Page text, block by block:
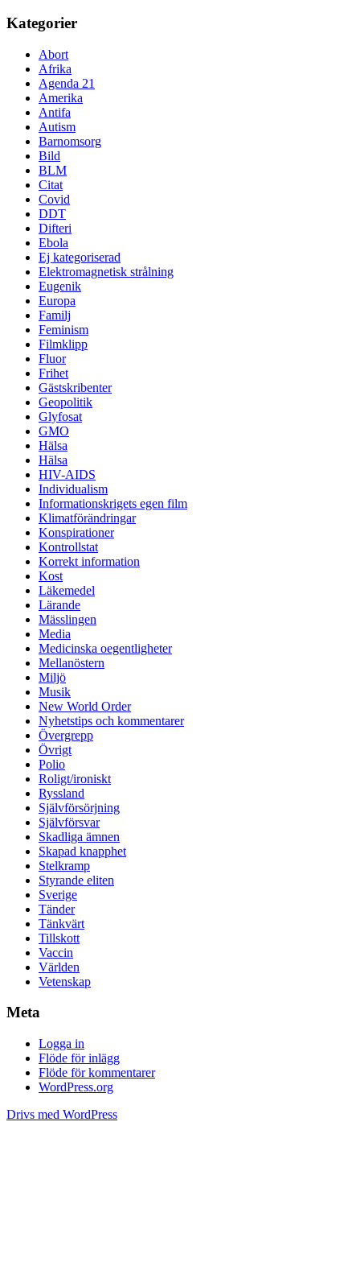
Kategorier
Abort
Afrika
Agenda 21
Amerika
Antifa
Autism
Barnomsorg
Bild
BLM
Citat
Covid
DDT
Difteri
Ebola
Ej kategoriserad
Elektromagnetisk strålning
Eugenik
Europa
Familj
Feminism
Filmklipp
Fluor
Frihet
Gästskribenter
Geopolitik
Glyfosat
GMO
Hälsa
Hälsa
HIV-AIDS
Individualism
Informationskrigets egen film
Klimatförändringar
Konspirationer
Kontrollstat
Korrekt information
Kost
Läkemedel
Lärande
Mässlingen
Media
Medicinska oegentligheter
Mellanöstern
Miljö
Musik
New World Order
Nyhetstips och kommentarer
Övergrepp
Övrigt
Polio
Roligt/ironiskt
Ryssland
Självförsörjning
Självförsvar
Skadliga ämnen
Skapad knapphet
Stelkramp
Styrande eliten
Sverige
Tänder
Tänkvärt
Tillskott
Vaccin
Världen
Vetenskap
Meta
Logga in
Flöde för inlägg
Flöde för kommentarer
WordPress.org
Drivs med WordPress